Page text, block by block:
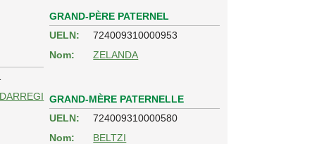
GRAND-PÈRE PATERNEL
UELN:
724009310000953
Nom:
ZELANDA
GRAND-MÈRE PATERNELLE
UELN:
724009310000580
Nom:
BELTZI